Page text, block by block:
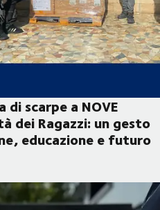
di scarpe a NOVE
dei Ragazzi: un gesto
educazione e futuro
a NOVE Caring Humans e